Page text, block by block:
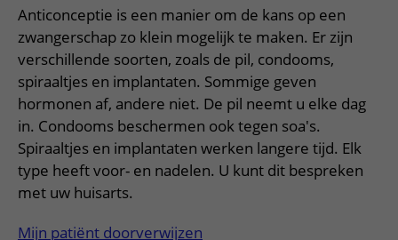
Poliklinieken
Verpleegafdelingen
Onze zorgverleners
Onderzoeken en diagnostiek
Het Wilhelmina Kinderziekenhuis
Bezoek aan de polikliniek
Opname in het ziekenhuis
Voorbereiding op uw afspraak
Bloedprikken
Wachttijden
Bezoektijden
Op bezoek in het UMC Utrecht
Apotheek
Winkels en restaurants
Faciliteiten en voorzieningen
Bezoekregels
Kwaliteit en veiligheid
Contact en route
Spoed
Contactgegevens
Route naar het ziekenhuis
Parkeren
Wegwijs in het ziekenhuis
Contact met polikliniek
Verwijzers
Patiënt verwijzen
Teleconsult aanvragen
Diagnostiek aanvragen
Zorgverlenersportaal
Meer UMC Utrecht
Over UMC Utrecht
Research
Anticonceptie is een manier om de kans op een
zwangerschap zo klein mogelijk te maken. Er zijn
verschillende soorten, zoals de pil, condooms,
spiraaltjes en implantaten. Sommige geven
hormonen af, andere niet. De pil neemt u elke dag
in. Condooms beschermen ook tegen soa's.
Spiraaltjes en implantaten werken langere tijd. Elk
type heeft voor- en nadelen. U kunt dit bespreken
met uw huisarts.
Mijn patiënt doorverwijzen